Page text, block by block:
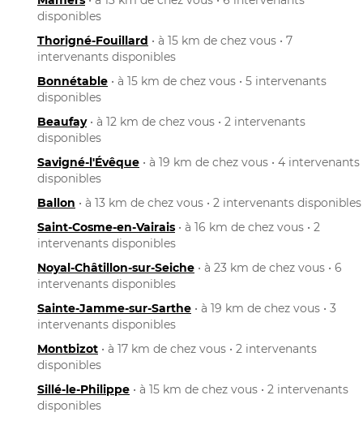
disponibles
Thorigné-Fouillard • à 15 km de chez vous • 7
intervenants disponibles
Bonnétable • à 15 km de chez vous • 5 intervenants
disponibles
Beaufay• à 12 km de chez vous • 2 intervenants
disponibles
Savigné-l'Évêque • à 19 km de chez vous • 4 intervenants
disponibles
Ballon • à 13 km de chez vous • 2 intervenants disponibles
Saint-Cosme-en-Vairais • à 16 km de chez vous • 2
intervenants disponibles
Noyal-Châtillon-sur-Seiche • à 23 km de chez vous • 6
intervenants disponibles
Sainte-Jamme-sur-Sarthe • à 19 km de chez vous • 3
intervenants disponibles
Montbizot • à 17 km de chez vous • 2 intervenants
disponibles
Sillé-le-Philippe • à 15 km de chez vous • 2 intervenants
disponibles